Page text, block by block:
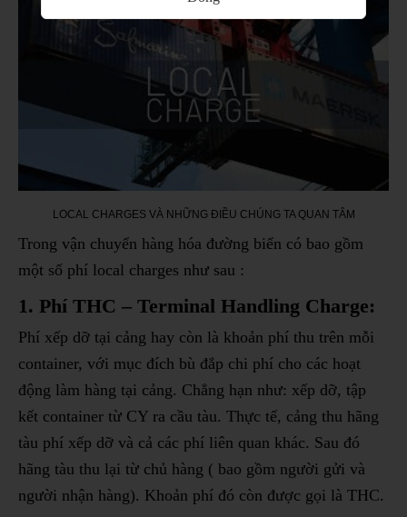
LOCAL CHARGES VÀ NHỮNG ĐIỀU CHÚNG TA QUAN TÂM
Trong vận chuyển hàng hóa đường biển có bao gồm
một số phí local charges như sau :
1. Phí THC – Terminal Handling Charge:
Phí xếp dỡ tại cảng hay còn là khoản phí thu trên mỗi
container, với mục đích bù đắp chi phí cho các hoạt
động làm hàng tại cảng. Chẳng hạn như: xếp dỡ, tập
kết container từ CY ra cầu tàu. Thực tế, cảng thu hãng
tàu phí xếp dỡ và cả các phí liên quan khác. Sau đó
hãng tàu thu lại từ chủ hàng ( bao gồm người gửi và
người nhận hàng). Khoản phí đó còn được gọi là THC.